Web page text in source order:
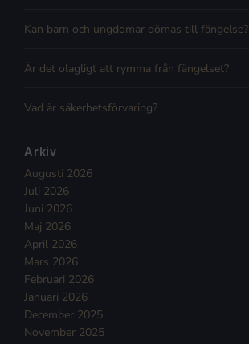
Kan barn och ungdomar dömas till fängelse?
Är det olagligt att rymma från fängelset?
Vad är säkerhetsförvaring?
Arkiv
Augusti 2026
Juli 2026
Juni 2026
Maj 2026
April 2026
Mars 2026
Februari 2026
Januari 2026
December 2025
November 2025